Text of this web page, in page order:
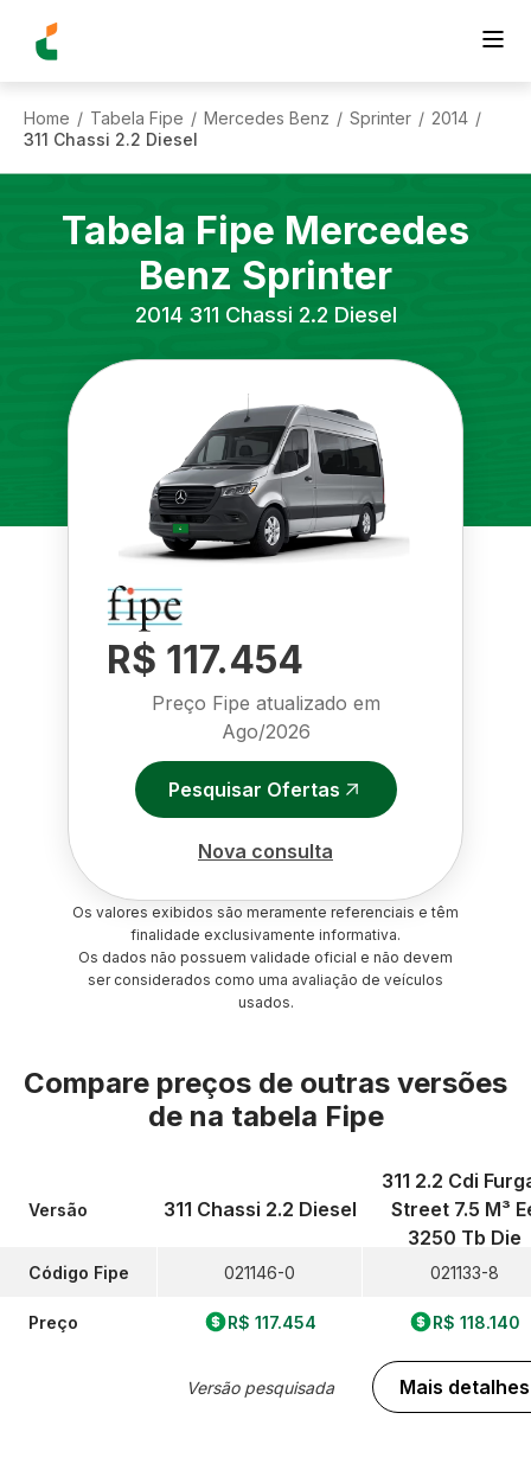
Home / Tabela Fipe / Mercedes Benz / Sprinter / 2014 /
311 Chassi 2.2 Diesel
Tabela Fipe Mercedes
Benz Sprinter
2014 311 Chassi 2.2 Diesel
R$ 117.454
Preço Fipe atualizado em
Ago/2026
Pesquisar Ofertas
Nova consulta
Os valores exibidos são meramente referenciais e têm
finalidade exclusivamente informativa.
Os dados não possuem validade oficial e não devem
ser considerados como uma avaliação de veículos
usados.
Compare preços de outras versões
de na tabela Fipe
Versão
Código Fipe
Preço
311 Chassi 2.2 Diesel
021146-0
R$ 117.454
Versão pesquisada
311 2.2 Cdi
Street 7.5 M³
3250 Tb Die
021133-8
R$ 118.140
Mais detalhes